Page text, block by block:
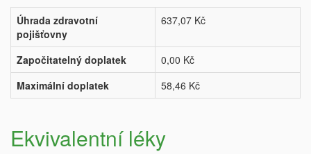
Úhrada zdravotní
pojišťovny
637,07 Kč
Započitatelný doplatek
0,00 Kč
Maximální doplatek
58,46 Kč
Ekvivalentní léky